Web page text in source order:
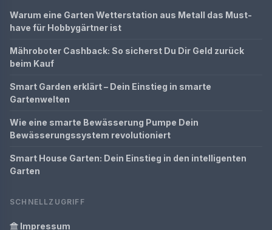
Warum eine Garten Wetterstation aus Metall das Must-
have für Hobbygärtner ist
Mähroboter Cashback: So sicherst Du Dir Geld zurück
beim Kauf
Smart Garden erklärt – Dein Einstieg in smarte
Gartenwelten
Wie eine smarte Bewässerung Pumpe Dein
Bewässerungssystem revolutioniert
Smart House Garten: Dein Einstieg in den intelligenten
Garten
SCHNELLZUGRIFF
Impressum